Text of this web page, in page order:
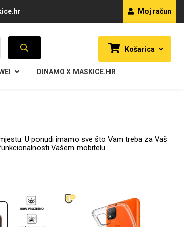
Moj račun
Košarica
DINAMO X MASKICE.HR
U ponudi imamo sve što Vam treba za Vaš
Vašem mobitelu.